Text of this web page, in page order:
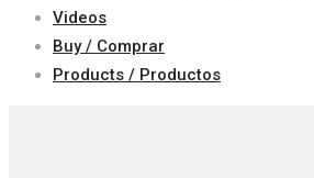
Videos
Buy / Comprar
Products / Productos